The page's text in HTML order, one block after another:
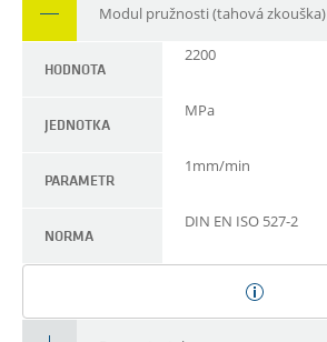
Modul pružnosti (tahová zkouška)
HODNOTA
2200
JEDNOTKA
MPa
PARAMETR
1mm/min
NORMA
DIN EN ISO 527-2